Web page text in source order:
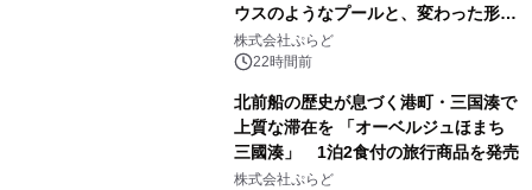
ウスのようなプールと、変わった形の
サウナも 「THE BOXY AWAJI」のお
得な素泊まり連泊プランで
株式会社ぷらど
22時間前
北前船の歴史が息づく港町・三国湊で
上質な滞在を 「オーベルジュほまち
三國湊」 1泊2食付の旅行商品を発売
株式会社ぷらど